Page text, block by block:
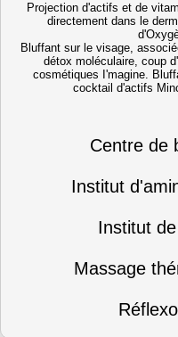
Projection d'actifs et de
directement dans le
Bluffant sur le visage,
détox moléculaire, coup
cosmétiques I'magine.
cocktail d'actifs
Centre de
Institut
Institut
Massage